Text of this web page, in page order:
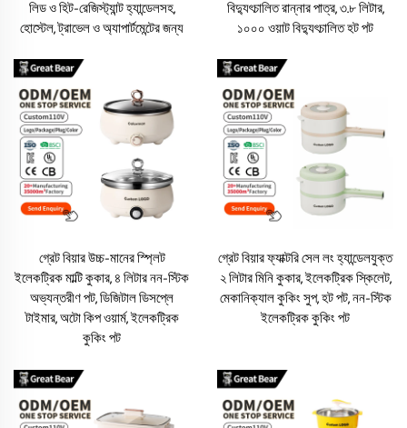
লিড ও হিট-রেজিস্ট্যান্ট হ্যান্ডেলসহ,
হোস্টেল, ট্রাভেল ও অ্যাপার্টমেন্টের জন্য
বিদ্যুৎচালিত রান্নার পাত্র, ৩.৮ লিটার,
১০০০ ওয়াট বিদ্যুৎচালিত হট পট
গ্রেট বিয়ার উচ্চ-মানের স্প্লিট
ইলেকট্রিক মাল্টি কুকার, ৪ লিটার নন-স্টিক
অভ্যন্তরীণ পট, ডিজিটাল ডিসপ্লে
টাইমার, অটো কিপ ওয়ার্ম, ইলেকট্রিক
কুকিং পট
গ্রেট বিয়ার ফ্যাক্টরি সেল লং হ্যান্ডেলযুক্ত
২ লিটার মিনি কুকার, ইলেকট্রিক স্কিলেট,
মেকানিক্যাল কুকিং সুপ, হট পট, নন-স্টিক
ইলেকট্রিক কুকিং পট